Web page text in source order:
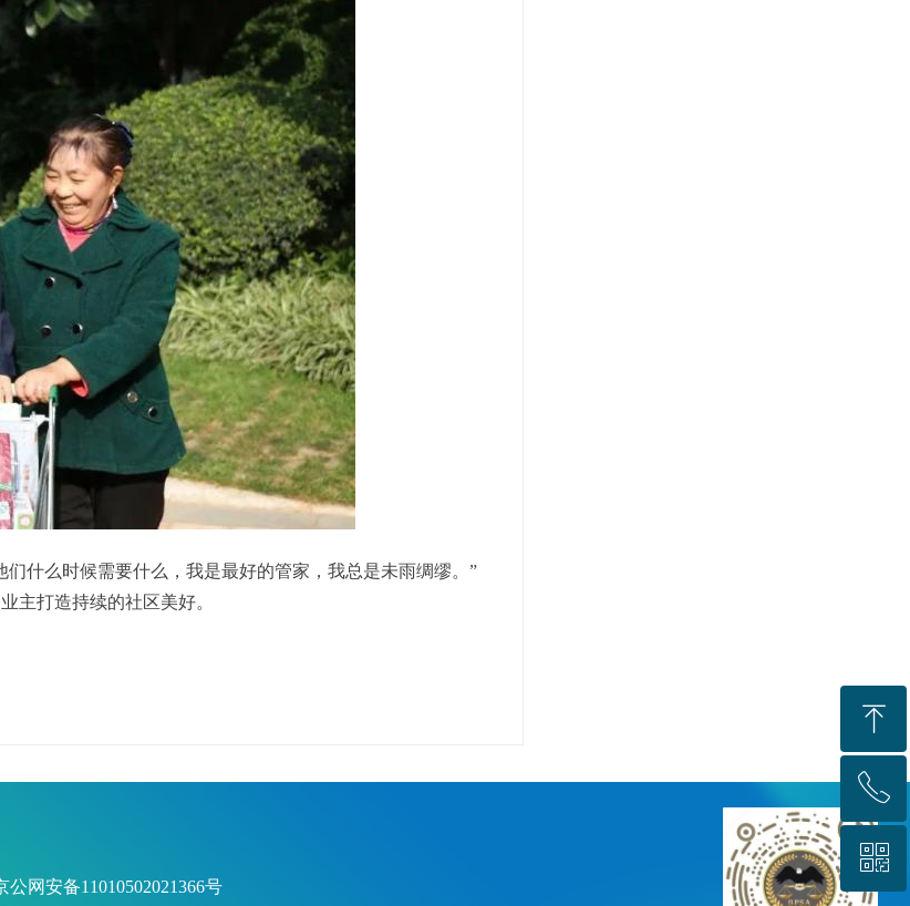
什么时候需要什么，我是最好的管家，我总是未雨绸缪。”
主打造持续的社区美好。
公网安备11010502021366号
ꁸ
回到顶部
ꂅ
88888888
ꀥ